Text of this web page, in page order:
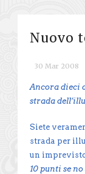
Nuovo
30 Mar 2008
Ancora dieci
strada
Siete
strada per
un
10 punti se